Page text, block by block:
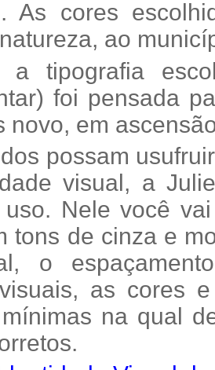
As cores
ao
a tipografia
foi pensada
novo, em
possam
visual, a
Nele você
tons de cinza e
o
as cores
na qual